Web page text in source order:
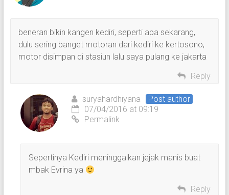
beneran bikin kangen kediri, seperti apa sekarang,
dulu sering banget motoran dari kediri ke kertosono,
motor disimpan di stasiun lalu saya pulang ke jakarta
Reply
suryahardhiyana
Post author
07/04/2016 at 09:19
Permalink
Sepertinya Kediri meninggalkan jejak manis buat
mbak Evrina ya
Reply